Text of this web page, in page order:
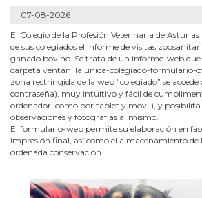
07-08-2026
El Colegio de la Profesión Veterinaria de
de sus colegiados el informe de visitas
ganado bovino. Se trata de un informe-web que
carpeta ventanilla única-colegiado-formulario-
zona restringida de la web “colegiado” se
contraseña), muy intuitivo y fácil de
ordenador, como por tablet y móvil), y
observaciones y fotografías al mismo.
El formulario-web permite su elaboración en
impresión final, así como el almacenamiento de
ordenada conservación.